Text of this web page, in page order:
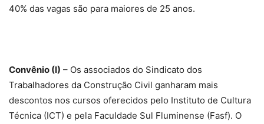
40% das vagas são para maiores de 25 anos.
Convênio (I) – Os associados do Sindicato dos
Trabalhadores da Construção Civil ganharam mais
descontos nos cursos oferecidos pelo Instituto de Cultura
Técnica (ICT) e pela Faculdade Sul Fluminense (Fasf). O